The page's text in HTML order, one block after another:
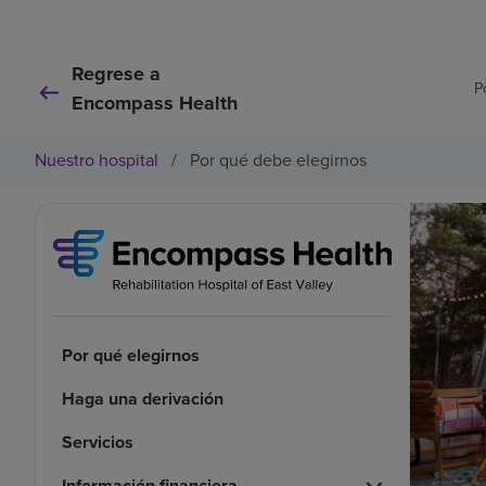
Regrese a
Encompass Health
Nuestro hospital / Por qué debe elegirnos
Por qué elegirnos
Haga una derivación
Servicios